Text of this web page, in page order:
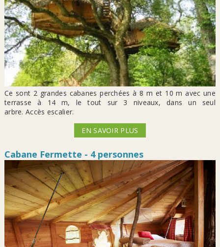
Ce sont 2 grandes cabanes perchées à 8 m et 10 m avec une
terrasse à 14 m, le tout sur 3 niveaux, dans un seul
arbre. Accès escalier.
EN SAVOIR PLUS
Cabane Fermette - 4 personnes